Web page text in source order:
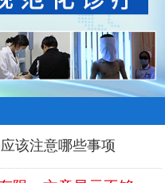
该注意哪些事项